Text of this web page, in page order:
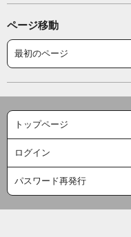
ページ移動
最初のページ
トップページ
ログイン
パスワード再発行